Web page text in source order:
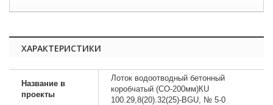
ХАРАКТЕРИСТИКИ
Название в
проекты
Лоток водоотводный бетонный
коробчатый (СО-200мм)КU
100.29,8(20).32(25)-BGU, № 5-0